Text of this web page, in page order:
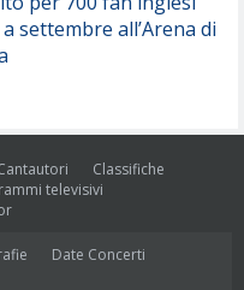
settembre all’Arena di
Classifiche
televisivi
Date Concerti